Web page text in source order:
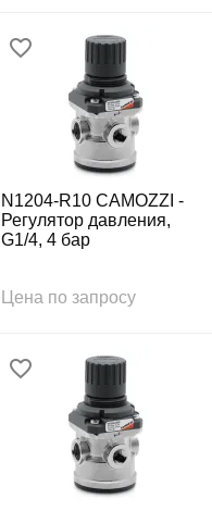
N1204-R10 CAMOZZI -
Регулятор давления,
G1/4, 4 бар
Цена по запросу